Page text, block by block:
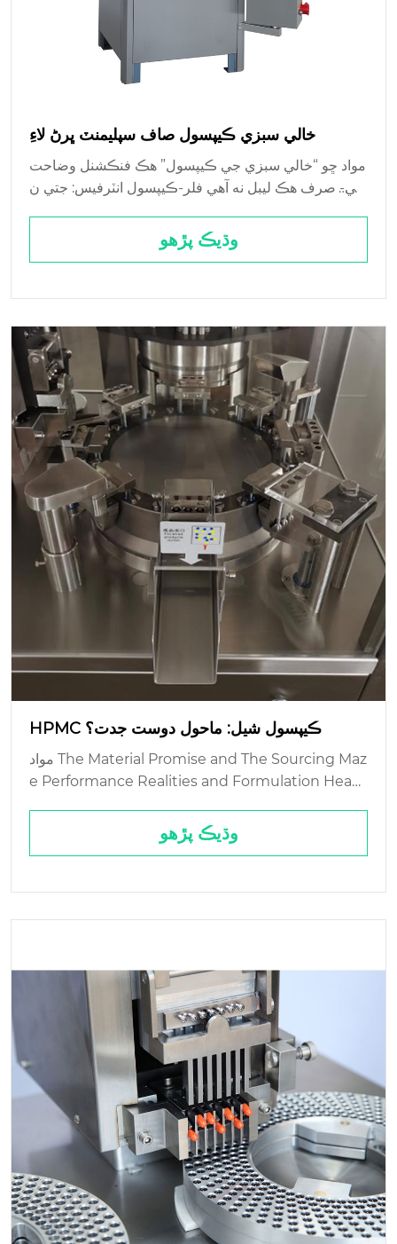
خالي سبزي ڪيپسول صاف سپليمنٽ ڀرڻ لاءِ
مواد ڇو “خالي سبزي جي ڪيپسول” هڪ فنڪشنل وضاحت
آهي- صرف هڪ ليبل نه آهي فلر-ڪيپسول انٽرفيس: جتي ن
ناهي- اها پيداوار آهي، رفتار، هڪ ...
وڌيڪ پڙهو
HPMC ڪيپسول شيل: ماحول دوست جدت؟
مواد The Material Promise and The Sourcing Maz
e Performance Realities and Formulation Head
e Print Cost and Scale: The Commercial Real...
وڌيڪ پڙهو